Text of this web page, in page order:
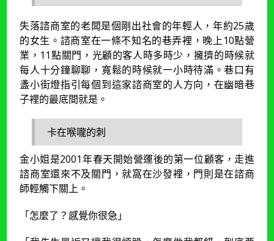
失落諮商室的老闆是個剛出社會的年輕人，年約25歲
的女生。諮商室在一條不知名的巷弄裡，晚上10點營
業，11點關門，光顧的客人時多時少，擁擠的時候就
每人十分鐘聊聊，寬鬆的時候就一小時待滿。巷口有
盞小街燈指引每個到這家諮商室的人方向，在幽暗巷
子裡的最底間就是。
卡在喉嚨的刺
金小姐是2001年春天開始營運後的第一位顧客，走進
諮商室還來不及關門，就窩在沙發裡，門則是在諮商
師輕觸下關上。
「怎麼了？感覺你很急」